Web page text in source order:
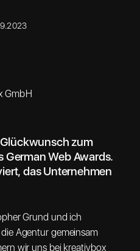
GmbH
zum
German Web Awards.
das Unternehmen
Grund und ich
Agentur gemeinsam
wir uns bei kreativbox